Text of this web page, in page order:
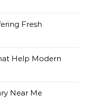
Fresh
Help Modern
Near Me